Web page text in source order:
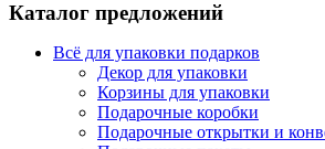
Каталог предложений
Всё для упаковки подарков
Декор для упаковки
Корзины для упаковки
Подарочные коробки
Подарочные открытки и